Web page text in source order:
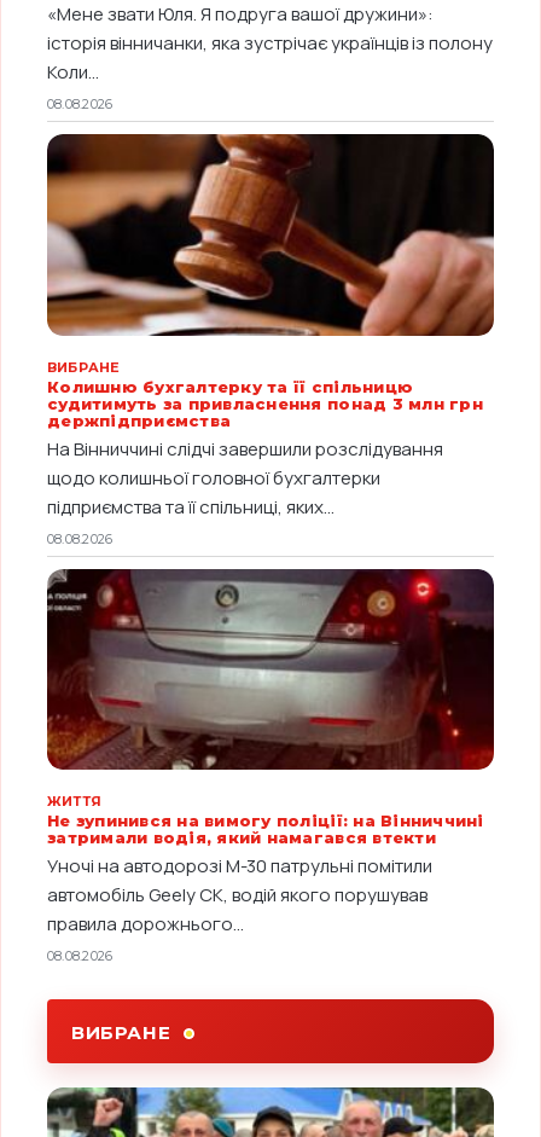
«Мене звати Юля. Я подруга вашої дружини»:
історія вінничанки, яка зустрічає українців із полону
Коли...
08.08.2026
ВИБРАНЕ
Колишню бухгалтерку та її спільницю
судитимуть за привласнення понад 3 млн грн
держпідприємства
На Вінниччині слідчі завершили розслідування
щодо колишньої головної бухгалтерки
підприємства та її спільниці, яких...
08.08.2026
ЖИТТЯ
Не зупинився на вимогу поліції: на Вінниччині
затримали водія, який намагався втекти
Уночі на автодорозі М-30 патрульні помітили
автомобіль Geely CK, водій якого порушував
правила дорожнього...
08.08.2026
ВИБРАНЕ